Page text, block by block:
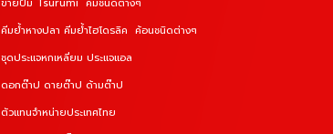
ขายปั๊ม Tsurumi คีมชนิดต่างๆ
คีมย้ำหางปลา คีมย้ำไฮโดรลิค ค้อนชนิดต่างๆ
ชุดประแจหกเหลี่ยม ประแจแอล
ดอกต๊าป ดายต๊าป ด้ามต๊าป
ตัวแทนจำหน่ายประเทศไทย